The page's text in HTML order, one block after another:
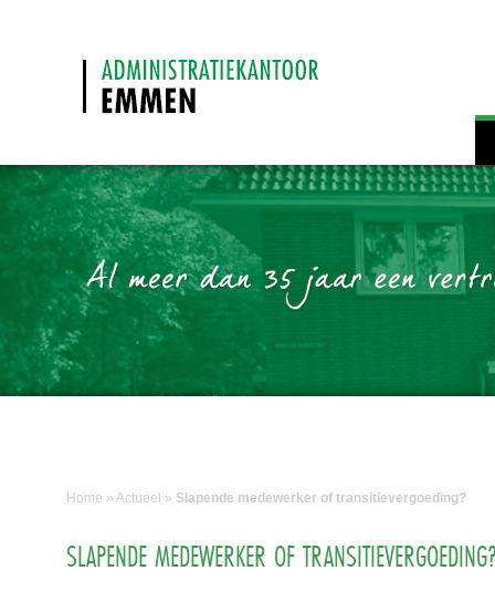
Home » Actueel » Slapende medewerker of transitievergoeding?
SLAPENDE MEDEWERKER OF